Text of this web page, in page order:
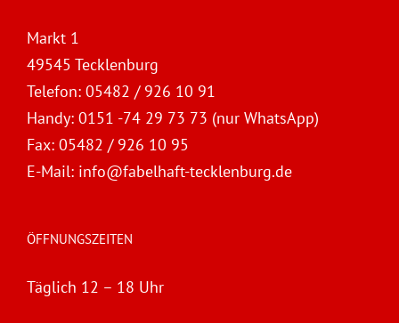
Markt 1
49545 Tecklenburg
Telefon: 05482 / 926 10 91
Handy: 0151 -74 29 73 73 (nur WhatsApp)
Fax: 05482 / 926 10 95
E-Mail: info@fabelhaft-tecklenburg.de
ÖFFNUNGSZEITEN
Täglich 12 – 18 Uhr